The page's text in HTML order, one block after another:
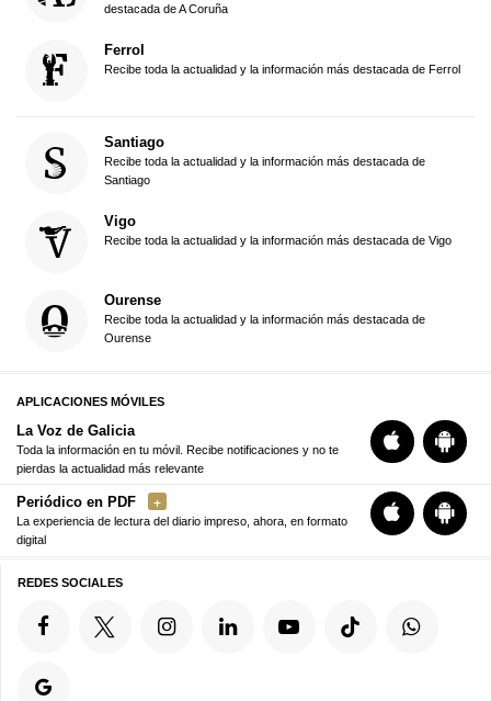
destacada de A Coruña
Ferrol
Recibe toda la actualidad y la información más destacada de Ferrol
Santiago
Recibe toda la actualidad y la información más destacada de
Santiago
Vigo
Recibe toda la actualidad y la información más destacada de Vigo
Ourense
Recibe toda la actualidad y la información más destacada de
Ourense
APLICACIONES MÓVILES
La Voz de Galicia
Toda la información en tu móvil. Recibe notificaciones y no te
pierdas la actualidad más relevante
Periódico en PDF
La experiencia de lectura del diario impreso, ahora, en formato
digital
REDES SOCIALES